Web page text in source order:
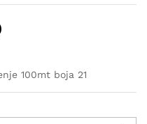
100mt boja 21